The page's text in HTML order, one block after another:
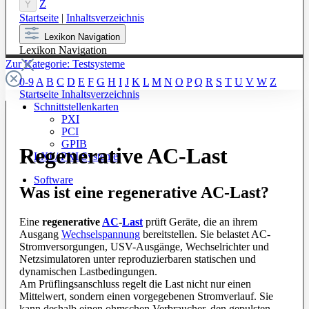
Zur Kategorie: Testsysteme
Schnittstellenkarten
PXI
PCI
GPIB
LXI / PXI Systeme
Software
Y
Z
Startseite | Inhaltsverzeichnis
Lexikon Navigation
Lexikon Navigation
0-9A B C D E F G H I J K L M N O P Q R S T U V W Z
Startseite Inhaltsverzeichnis
Regenerative AC-Last
Was ist eine regenerative AC-Last?
Eine regenerative AC-Last prüft Geräte, die an ihrem
Ausgang Wechselspannung bereitstellen. Sie belastet AC-
Stromversorgungen, USV-Ausgänge, Wechselrichter und
Netzsimulatoren unter reproduzierbaren statischen und
dynamischen Lastbedingungen.
Am Prüflingsanschluss regelt die Last nicht nur einen
Mittelwert, sondern einen vorgegebenen Stromverlauf. Sie